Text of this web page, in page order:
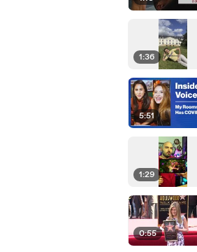
1:36
5:51
1:29
0:55